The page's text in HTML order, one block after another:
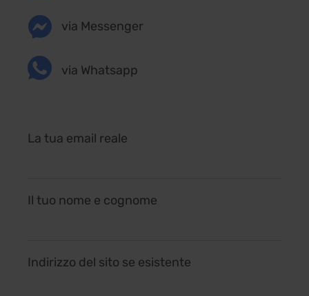
via Messenger
via Whatsapp
La tua email reale
Il tuo nome e cognome
Indirizzo del sito se esistente